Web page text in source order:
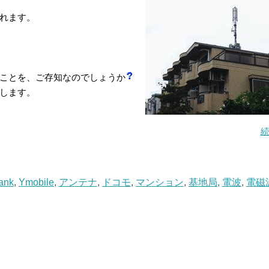
ます。
とを、ご存知なのでしょうか
ます。
, Ymobile, アンテナ, ドコモ, マンション, 基地局, 電波, 電磁